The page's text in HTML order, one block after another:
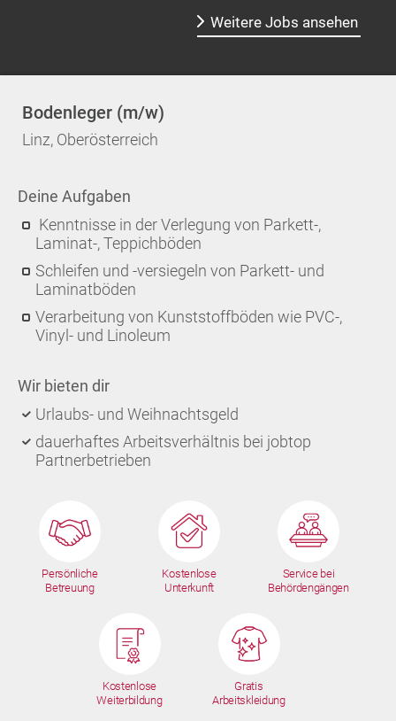
Weitere Jobs ansehen
Bodenleger (m/w)
Linz, Oberösterreich
Deine Aufgaben
Kenntnisse in der Verlegung von Parkett-,
Laminat-, Teppichböden
Schleifen und -versiegeln von Parkett- und
Laminatböden
Verarbeitung von Kunststoffböden wie PVC-,
Vinyl- und Linoleum
Wir bieten dir
Urlaubs- und Weihnachtsgeld
dauerhaftes Arbeitsverhältnis bei jobtop
Partnerbetrieben
Persönliche
Betreuung
Kostenlose
Unterkunft
Service bei
Behördengängen
Kostenlose
Weiterbildung
Gratis
Arbeitskleidung